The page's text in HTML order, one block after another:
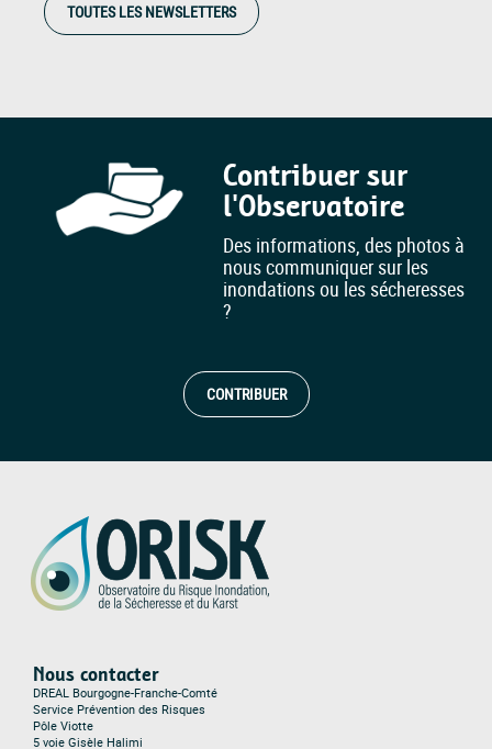
TOUTES LES NEWSLETTERS
Contribuer sur
l'Observatoire
Des informations, des photos à
nous communiquer sur les
inondations ou les sécheresses
?
CONTRIBUER
Nous contacter
DREAL Bourgogne-Franche-Comté
Service Prévention des Risques
Pôle Viotte
5 voie Gisèle Halimi